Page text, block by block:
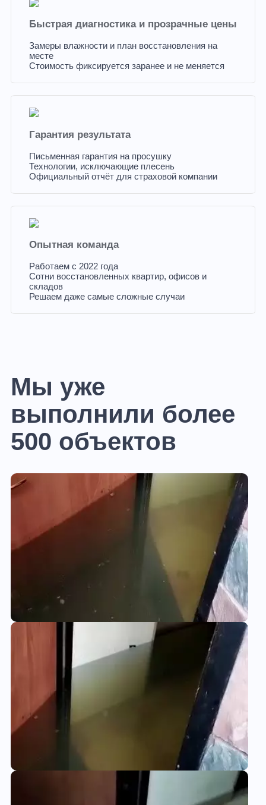
Быстрая диагностика и прозрачные цены
Замеры влажности и план восстановления на
месте
Стоимость фиксируется заранее и не меняется
Гарантия результата
Письменная гарантия на просушку
Технологии, исключающие плесень
Официальный отчёт для страховой компании
Опытная команда
Работаем с 2022 года
Сотни восстановленных квартир, офисов и
складов
Решаем даже самые сложные случаи
Мы уже
выполнили более
500 объектов